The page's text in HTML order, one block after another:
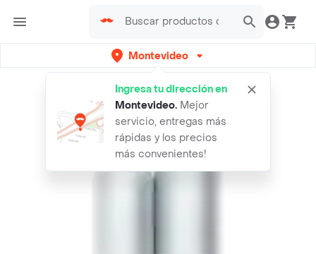
Montevideo
Ingresa tu dirección en
Montevideo. Mejor
servicio, entregas más
rápidas y los precios
más convenientes!